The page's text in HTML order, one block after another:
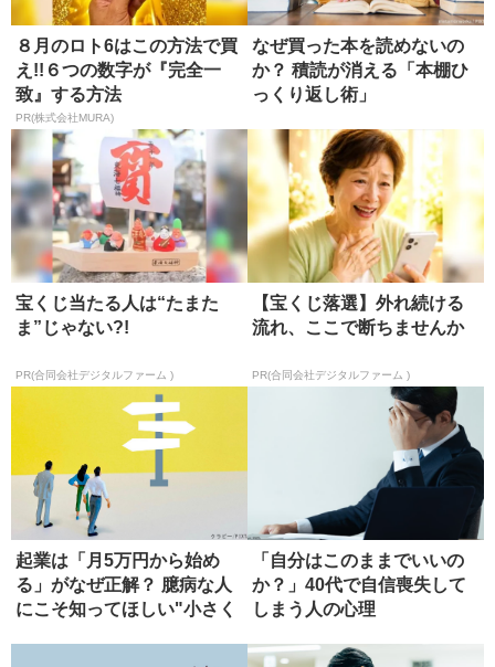
８月のロト6はこの方法で買
え!!６つの数字が『完全一
致』する方法
PR(株式会社MURA)
なぜ買った本を読めないの
か？ 積読が消える「本棚ひ
っくり返し術」
宝くじ当たる人は“たまた
ま”じゃない?!
PR(合同会社デジタルファーム )
【宝くじ落選】外れ続ける
流れ、ここで断ちませんか
PR(合同会社デジタルファーム )
起業は「月5万円から始め
る」がなぜ正解？ 臆病な人
にこそ知ってほしい"小さく
「自分はこのままでいいの
か？」40代で自信喪失して
しまう人の心理